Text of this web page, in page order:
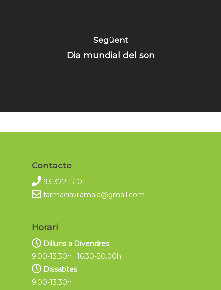
Següent
Dia mundial del son
Contacte
93 372 17 01
farmaciavilamala@gmail.com
Horari
Dilluns a Divendres
9.00-13.30h i 16.30-20.00h
Dissabtes
9.00-13.30h